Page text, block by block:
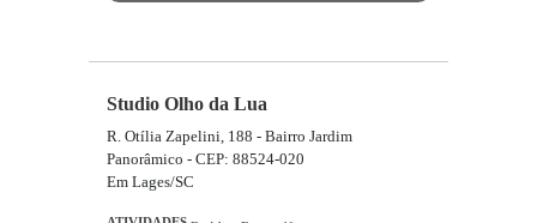
Studio Olho da Lua
R. Otília Zapelini, 188 - Bairro Jardim
Panorâmico - CEP: 88524-020
Em Lages/SC